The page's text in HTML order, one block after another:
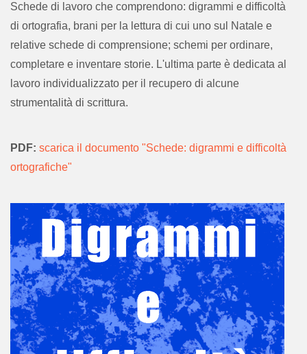
Schede di lavoro che comprendono: digrammi e difficoltà
di ortografia, brani per la lettura di cui uno sul Natale e
relative schede di comprensione; schemi per ordinare,
completare e inventare storie. L'ultima parte è dedicata al
lavoro individualizzato per il recupero di alcune
strumentalità di scrittura.
PDF: scarica il documento "Schede: digrammi e difficoltà
ortografiche"